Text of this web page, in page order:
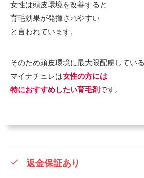
女性は頭皮環境を改善すると
育毛効果が発揮されやすい
と言われています。
そのため頭皮環境に最大限配慮している
マイナチュレは女性の方には
特におすすめしたい育毛剤 です。
返金保証あり